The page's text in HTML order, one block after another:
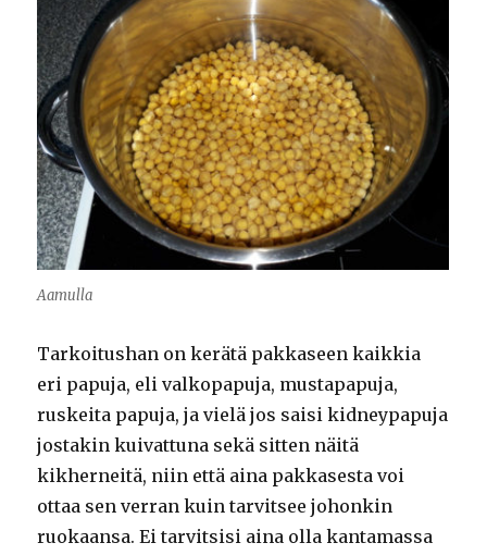
Aamulla
Tarkoitushan on kerätä pakkaseen kaikkia
eri papuja, eli valkopapuja, mustapapuja,
ruskeita papuja, ja vielä jos saisi kidneypapuja
jostakin kuivattuna sekä sitten näitä
kikherneitä, niin että aina pakkasesta voi
ottaa sen verran kuin tarvitsee johonkin
ruokaansa. Ei tarvitsisi aina olla kantamassa